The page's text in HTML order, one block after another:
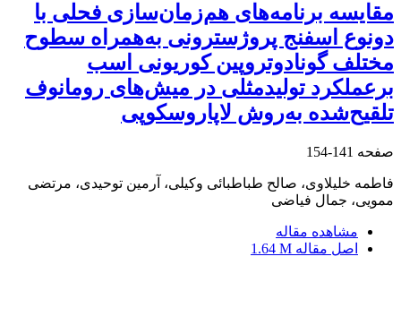
مقایسه برنامه‌های هم‌زمان‌سازی فحلی با
دونوع اسفنج پروژسترونی به‌همراه سطوح
مختلف گونادوتروپین کوریونی اسب
برعملکرد تولیدمثلی در میش‌های رومانوف
تلقیح‌شده به‌روش لاپاروسکوپی
صفحه 141-154
فاطمه خلیلاوی، صالح طباطبائی وکیلی، آرمین توحیدی، مرتضی
ممویی، جمال فیاضی
مشاهده مقاله
اصل مقاله 1.64 M